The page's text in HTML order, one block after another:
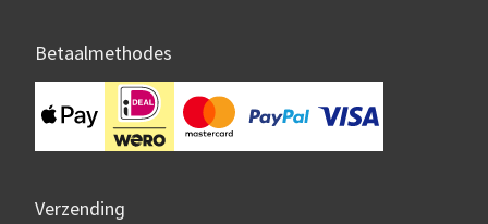
Betaalmethodes
Verzending